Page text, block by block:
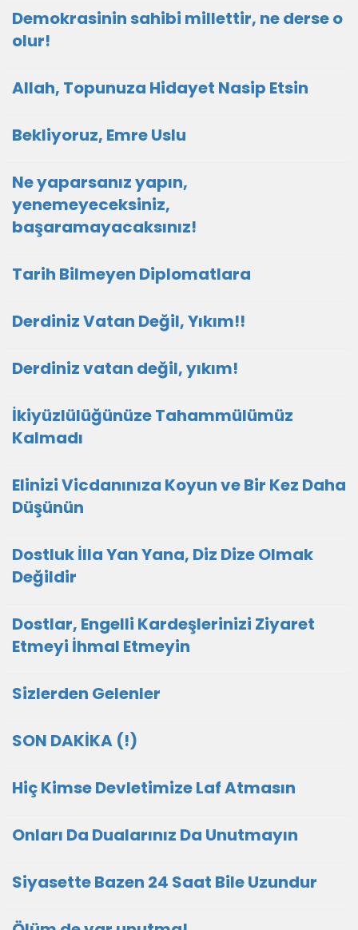
Demokrasinin sahibi millettir, ne derse o
olur!
Allah, Topunuza Hidayet Nasip Etsin
Bekliyoruz, Emre Uslu
Ne yaparsanız yapın,
yenemeyeceksiniz,
başaramayacaksınız!
Tarih Bilmeyen Diplomatlara
Derdiniz Vatan Değil, Yıkım!!
Derdiniz vatan değil, yıkım!
İkiyüzlülüğünüze Tahammülümüz
Kalmadı
Elinizi Vicdanınıza Koyun ve Bir Kez Daha
Düşünün
Dostluk İlla Yan Yana, Diz Dize Olmak
Değildir
Dostlar, Engelli Kardeşlerinizi Ziyaret
Etmeyi İhmal Etmeyin
Sizlerden Gelenler
SON DAKİKA (!)
Hiç Kimse Devletimize Laf Atmasın
Onları Da Dualarınız Da Unutmayın
Siyasette Bazen 24 Saat Bile Uzundur